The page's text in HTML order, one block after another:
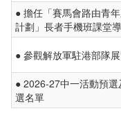
● 擔任「賽馬會路由青
計劃」長者手機班課堂
● 參觀解放軍駐港部隊
● 2026-27中一活動預
選名單